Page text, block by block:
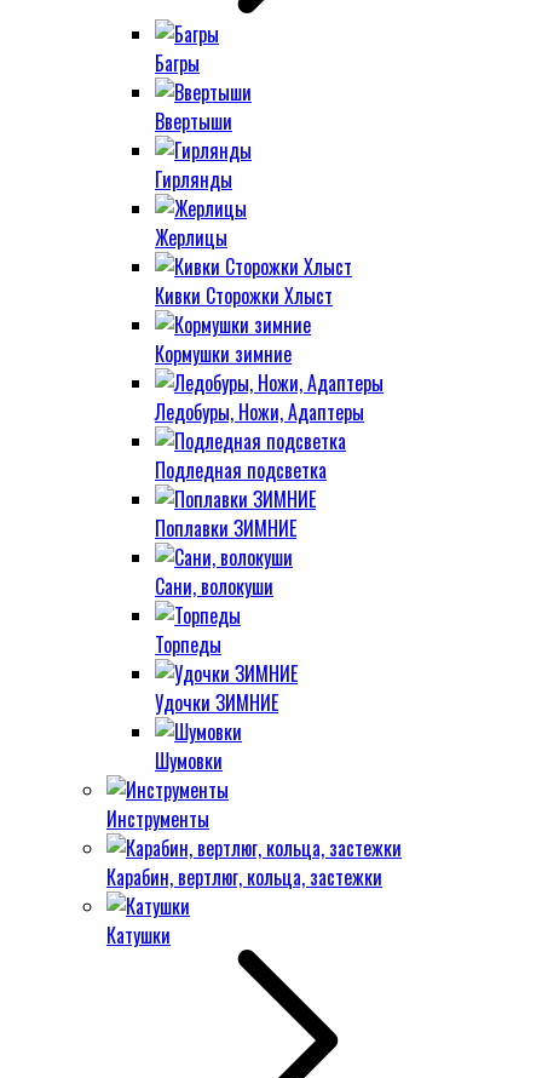
Багры
Ввертыши
Гирлянды
Жерлицы
Кивки Сторожки Хлыст
Кормушки зимние
Ледобуры, Ножи, Адаптеры
Подледная подсветка
Поплавки ЗИМНИЕ
Сани, волокуши
Торпеды
Удочки ЗИМНИЕ
Шумовки
Инструменты
Карабин, вертлюг, кольца, застежки
Катушки